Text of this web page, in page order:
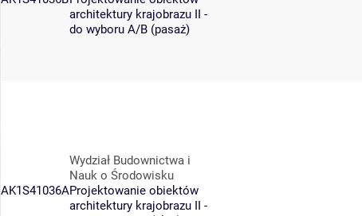
architektury krajobrazu II -
do wyboru A/B (pasaż)
AK1S41036A
Wydział Budownictwa i
Nauk o Środowisku
Projektowanie obiektów
architektury krajobrazu II -